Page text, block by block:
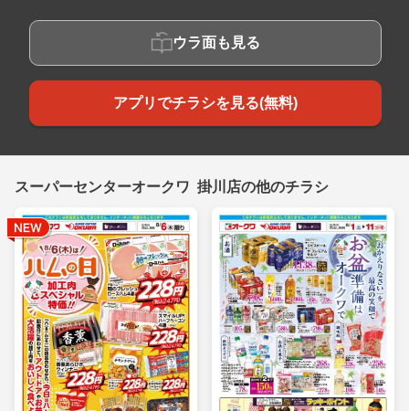
ウラ面も見る
アプリでチラシを見る(無料)
スーパーセンターオークワ 掛川店の他のチラシ